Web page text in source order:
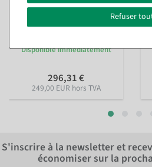
Mannequin femme Solid
Disponible immédiatement
296,31 €
249,00 EUR hors TVA
S'inscrire à la newsletter et
économiser sur la
Refuser